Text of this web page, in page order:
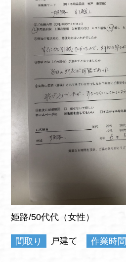
姫路/50代代（女性）
間取り 戸建て 作業時間